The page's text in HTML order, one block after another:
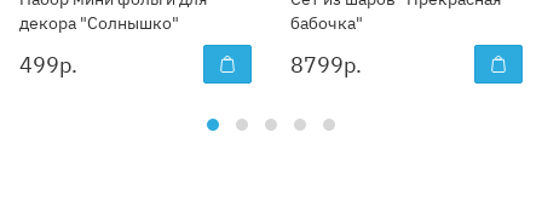
декора "Солнышко"
499р.
бабочка"
8799р.